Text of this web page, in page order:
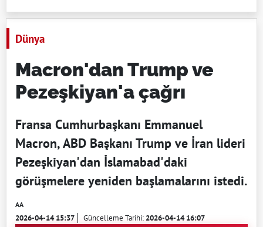
Dünya
Macron'dan Trump ve
Pezeşkiyan'a çağrı
Fransa Cumhurbaşkanı Emmanuel
Macron, ABD Başkanı Trump ve İran lideri
Pezeşkiyan'dan İslamabad'daki
görüşmelere yeniden başlamalarını istedi.
AA
2026-04-14 15:37 Güncelleme Tarihi:2026-04-14 16:07